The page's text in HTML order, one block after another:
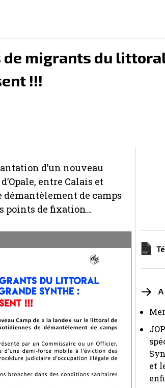
migrants du
!!!
d’un nouveau
entre Calais et
de camps
points de fixation…
et